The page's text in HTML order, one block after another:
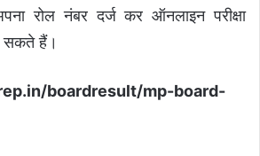
रोल नंबर दर्ज कर ऑनलाइन परीक्षा
सकते हैं।
boardresult/mp-board-